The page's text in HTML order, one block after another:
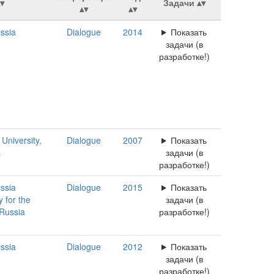
Задачи
Dialogue 2014
Показать
задачи (в
разработке!)
Dialogue 2007
Показать
задачи (в
разработке!)
for the
Dialogue 2015
Показать
задачи (в
разработке!)
Dialogue 2012
Показать
задачи (в
разработке!)